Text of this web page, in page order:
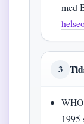
med
3
1995